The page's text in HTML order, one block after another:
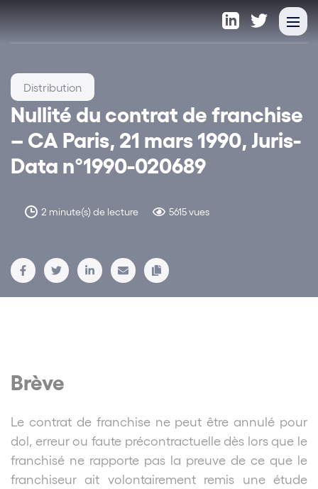
Nullité du contrat de franchise
– CA Paris, 21 mars 1990, Juris-
Data n°1990-020689
2 minute(s) de lecture 5615 vues
Distribution
Brève
Le contrat de franchise ne peut être annulé pour
dol, erreur ou faute précontractuelle dès lors que le
franchisé ne rapporte pas la preuve de ce que le
franchiseur ait volontairement remis une étude